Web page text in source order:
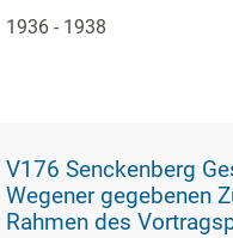
1936 - 1938
V176 Senckenberg Gesellschaft für
Wegener gegebenen
Rahmen des